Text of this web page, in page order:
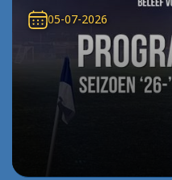
05-07-2026